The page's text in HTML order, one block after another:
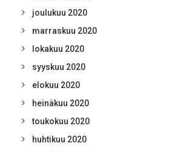
joulukuu 2020
marraskuu 2020
lokakuu 2020
syyskuu 2020
elokuu 2020
heinäkuu 2020
toukokuu 2020
huhtikuu 2020